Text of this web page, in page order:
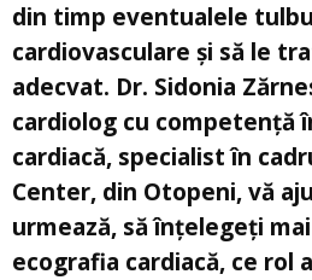
din timp eventualele
cardiovasculare și să le
adecvat. Dr. Sidonia
cardiolog cu competență
cardiacă, specialist în
Center, din Otopeni, vă
urmează, să înțelegeți
ecografia cardiacă, ce rol